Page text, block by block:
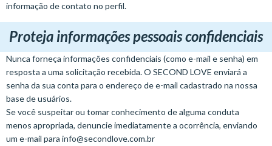
informação de contato no perfil.
Proteja informações pessoais confidenciais
Nunca forneça informações confidenciais (como e-mail e senha) em
resposta a uma solicitação recebida. O SECOND LOVE enviará a
senha da sua conta para o endereço de e-mail cadastrado na nossa
base de usuários.
Se você suspeitar ou tomar conhecimento de alguma conduta
menos apropriada, denuncie imediatamente a ocorrência, enviando
um e-mail para info@secondlove.com.br